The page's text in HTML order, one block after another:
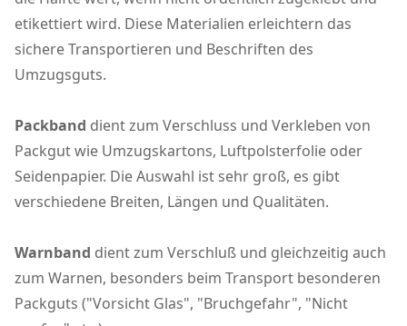
etikettiert wird. Diese Materialien erleichtern das
sichere Transportieren und Beschriften des
Umzugsguts.
Packband dient zum Verschluss und Verkleben von
Packgut wie Umzugskartons, Luftpolsterfolie oder
Seidenpapier. Die Auswahl ist sehr groß, es gibt
verschiedene Breiten, Längen und Qualitäten.
Warnband dient zum Verschluß und gleichzeitig auch
zum Warnen, besonders beim Transport besonderen
Packguts ("Vorsicht Glas", "Bruchgefahr", "Nicht